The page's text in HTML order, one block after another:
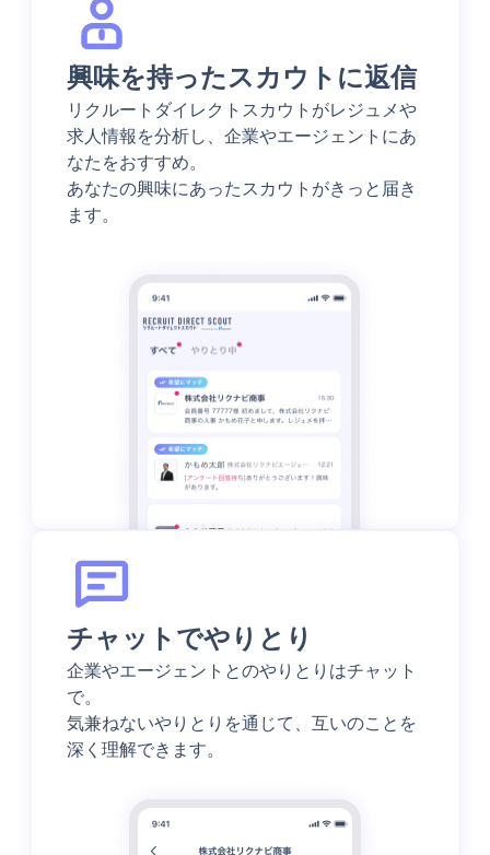
興味を持ったスカウトに返信
リクルートダイレクトスカウトがレジュメや
求人情報を分析し、企業やエージェントにあ
なたをおすすめ。
あなたの興味にあったスカウトがきっと届き
ます。
チャットでやりとり
企業やエージェントとのやりとりはチャット
で。
気兼ねないやりとりを通じて、互いのことを
深く理解できます。